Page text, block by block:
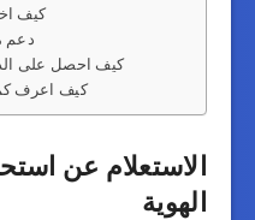
كيف اخذ ١٠٠ الف من
دعم
كيف احصل على الدعم
كيف اعرف
الاستعلام عن
الهوية